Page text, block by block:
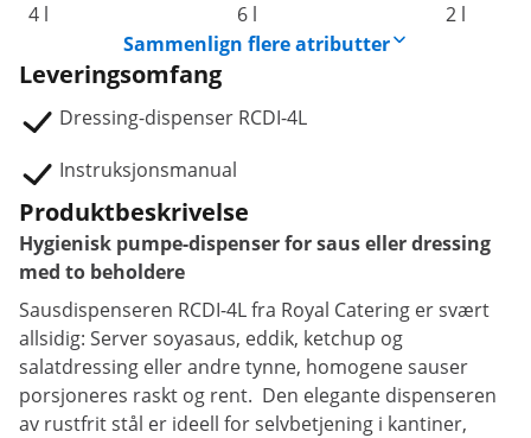
4 l
6 l
2 l
Sammenlign flere atributter
Leveringsomfang
Dressing-dispenser RCDI-4L
Instruksjonsmanual
Produktbeskrivelse
Hygienisk pumpe-dispenser for saus eller dressing
med to beholdere
Sausdispenseren RCDI-4L fra Royal Catering er svært
allsidig: Server soyasaus, eddik, ketchup og
salatdressing eller andre tynne, homogene sauser
porsjoneres raskt og rent. Den elegante dispenseren
av rustfrit stål er ideell for selvbetjening i kantiner,